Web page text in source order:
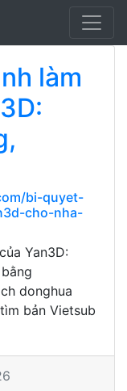
làm
bi-quyet-
cho-nha-
Yan3D:
donghua
bản Vietsub